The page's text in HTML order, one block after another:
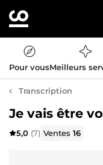
Pour vousMeilleurs
Transcription
Je vais être
5,0 (7) Ventes16